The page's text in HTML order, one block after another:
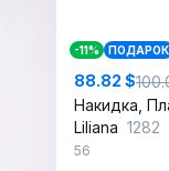
-11% ПОДАРОК
88.82 $
Liliana 1282
56